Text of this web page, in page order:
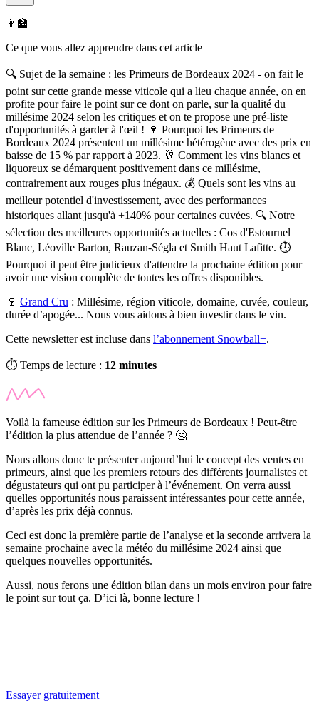
👩‍🏫
Ce que vous allez apprendre dans cet article
🔍 Sujet de la semaine : les Primeurs de Bordeaux 2024 - on fait le
point sur cette grande messe viticole qui a lieu chaque année, on en
profite pour faire le point sur ce dont on parle, sur la qualité du
millésime 2024 selon les critiques et on te propose une pré-liste
d'opportunités à garder à l'œil ! 🍷 Pourquoi les Primeurs de
Bordeaux 2024 présentent un millésime hétérogène avec des prix en
baisse de 15 % par rapport à 2023. 🥂 Comment les vins blancs et
liquoreux se démarquent positivement dans ce millésime,
contrairement aux rouges plus inégaux. 💰 Quels sont les vins au
meilleur potentiel d'investissement, avec des performances
historiques allant jusqu'à +140% pour certaines cuvées. 🔍 Notre
sélection des meilleures opportunités actuelles : Cos d'Estournel
Blanc, Léoville Barton, Rauzan-Ségla et Smith Haut Lafitte. ⏱️
Pourquoi il peut être judicieux d'attendre la prochaine édition pour
avoir une vision complète de toutes les offres disponibles.
🍷 Grand Cru : Millésime, région viticole, domaine, cuvée, couleur,
durée d’apogée... Nous vous aidons à bien investir dans le vin.
Cette newsletter est incluse dans l’abonnement Snowball+.
⏱️ Temps de lecture : 12 minutes
Voilà la fameuse édition sur les Primeurs de Bordeaux ! Peut-être
l’édition la plus attendue de l’année ? 🤔
Nous allons donc te présenter aujourd’hui le concept des ventes en
primeurs, ainsi que les premiers retours des différents journalistes et
dégustateurs qui ont pu participer à l’événement. On verra aussi
quelles opportunités nous paraissent intéressantes pour cette année,
d’après les prix déjà connus.
Ceci est donc la première partie de l’analyse et la seconde arrivera la
semaine prochaine avec la météo du millésime 2024 ainsi que
quelques nouvelles opportunités.
Aussi, nous ferons une édition bilan dans un mois environ pour faire
le point sur tout ça. D’ici là, bonne lecture !
Essayer gratuitement